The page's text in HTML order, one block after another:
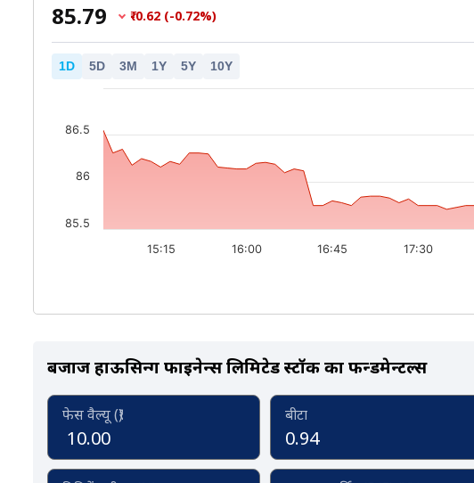
₹85.79 ₹-0.62 (-0.72%)
1D 5D 3M 1Y 5Y 10Y
15:15 16:00 16:45 17:30
85.5
86
86.5
बजाज हाऊसिन्ग फाईनेन्स लिमिटेड स्टॉक का फन्डमेन्टल्स
फेस वैल्यू (₹)
10.00
बीटा
0.94